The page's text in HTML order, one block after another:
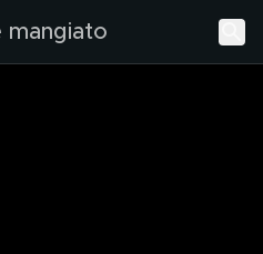
mangiato